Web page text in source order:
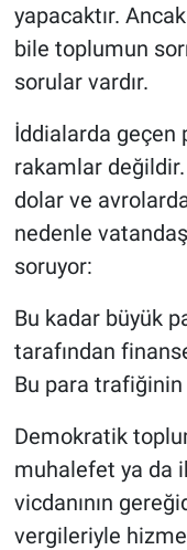
yapacaktır.
bile toplumun
sorular vardır.
İddialarda geçen
rakamlar
dolar ve
nedenle
soruyor:
Bu kadar büyük
tarafından
Bu para trafiğinin
Demokratik
muhalefet ya da
vicdanının
vergileriyle